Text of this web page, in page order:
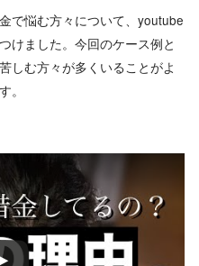
で悩む方々について、youtube
けました。今回のケース例と
しむ方々が多くいることがよ
。